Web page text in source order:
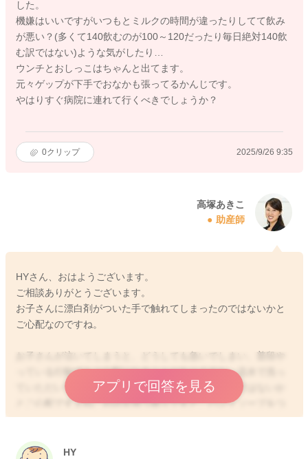
した。
機嫌はいいですがいつもとミルクの時間が違ったりしてて飲み
が悪い？(多くて140飲むのが100～120だったり毎日絶対140飲
む訳ではない)ような気がしたり…
ウンチとおしっこはちゃんと出てます。
元々ゲップが下手でおなかも張ってるかんじです。
やはりすぐ病院に連れて行くべきでしょうか？
0クリップ 2025/9/26 9:35
高塚あきこ
助産師
HYさん、おはようございます。
ご相談ありがとうございます。
お子さんに漂白剤がついた手で触れてしまったのではないかと
ご心配なのですね。
お子さんが泣いてしまうと、どうしても急いでしまい、普段や
っている行動でもご心配になることがありますね。流水で洗っ
ていただいても、お子さんのお肌についてしまうのではないか
とご心配ですよね。お話を伺う限りですと、ハンドソープをつ
けて手を洗っていただいているので、おそらく漂白剤は洗い流
いる過程でかなりの濃度に希釈されていると思います。原液が
アプリで回答を見る
HY